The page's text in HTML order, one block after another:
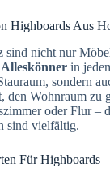
Highboards Aus
sind nicht nur
Alleskönner in
sondern
den Wohnraum zu
oder Flur –
sind vielfältig.
Für Highboards